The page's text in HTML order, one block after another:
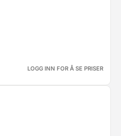
LOGG INN FOR Å SE PRISER